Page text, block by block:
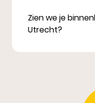
Zien we je
Utrecht?